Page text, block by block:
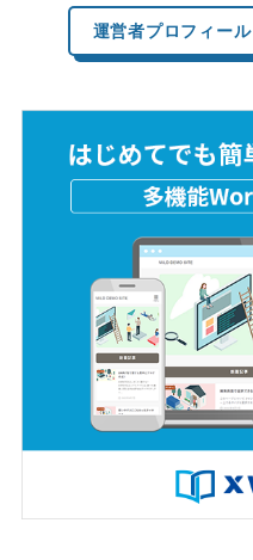
運営者プロフィール